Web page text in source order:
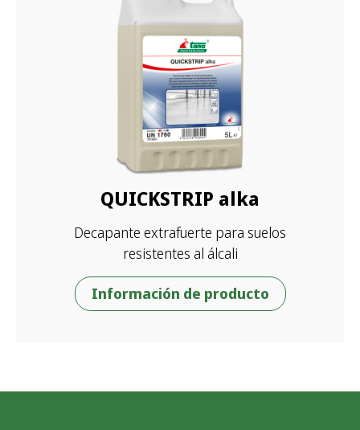
QUICKSTRIP alka
Decapante extrafuerte para suelos
resistentes al álcali
Información de producto